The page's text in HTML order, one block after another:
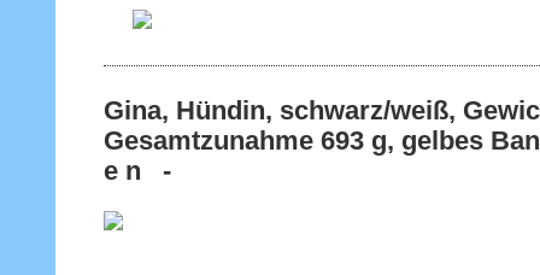
Gina, Hündin, schwarz/weiß,
Gesamtzunahme 693 g, gelbes
e n -